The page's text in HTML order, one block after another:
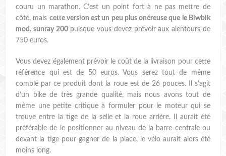
couru un marathon. C’est un point fort à ne pas mettre de
côté, mais cette version est un peu plus onéreuse que le Biwbik
mod. sunray 200puisque vous devez prévoir aux alentours de
750 euros.
Vous devez également prévoir le coût de la livraison pour cette
référence qui est de 50 euros. Vous serez tout de même
comblé par ce produit dont la roue est de 26 pouces. Il s’agit
d’un bike de très grande qualité, mais nous avons tout de
même une petite critique à formuler pour le moteur qui se
trouve entre la tige de la selle et la roue arrière. Il aurait été
préférable de le positionner au niveau de la barre centrale ou
devant la tige pour gagner de la place, le vélo aurait alors été
moins long.